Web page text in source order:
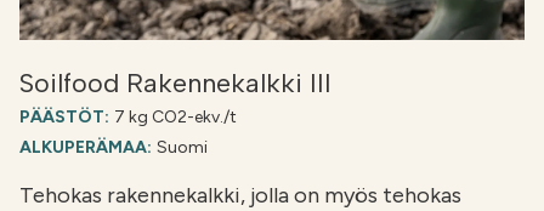
Soilfood Rakennekalkki III
PÄÄSTÖT: 7 kg CO2-ekv./t
ALKUPERÄMAA: Suomi
Tehokas rakennekalkki, jolla on myös tehokas